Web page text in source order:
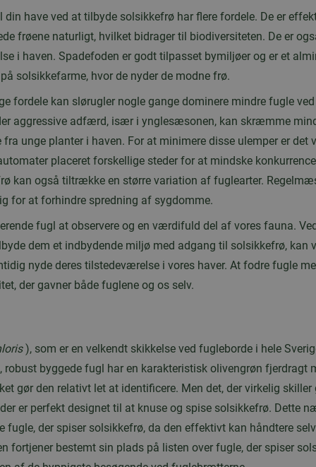
have ved at tilbyde solsikkefrø har flere fordele. De er
frøene naturligt, hvilket bidrager til biodiversiteten. De er
i haven. Spadefoden er godt tilpasset bymiljøer og er et
solsikkefarme, hvor de nyder de modne frø.
fordele kan slørugler nogle gange dominere mindre fugle
aggressive adfærd, især i ynglesæsonen, kan skræmme
unge planter i haven. For at minimere disse ulemper er det
placeret forskellige steder for at mindske
kan også tiltrække en større variation af fuglearter.
for at forhindre spredning af sygdomme.
fugl at observere og en værdifuld del af vores fauna.
dem et indbydende miljø med adgang til solsikkefrø, kan
nyde deres tilstedeværelse i vores haver. At fodre fugle
der gavner både fuglene og os selv.
), som er en velkendt skikkelse ved fugleborde i hele
robust byggede fugl har en karakteristisk olivengrøn fjerdragt
gør den relativt let at identificere. Men det, der virkelig skiller
er perfekt designet til at knuse og spise solsikkefrø. Dette
fugle, der spiser solsikkefrø, da den effektivt kan håndtere
fortjener bestemt sin plads på listen over fugle, der spiser